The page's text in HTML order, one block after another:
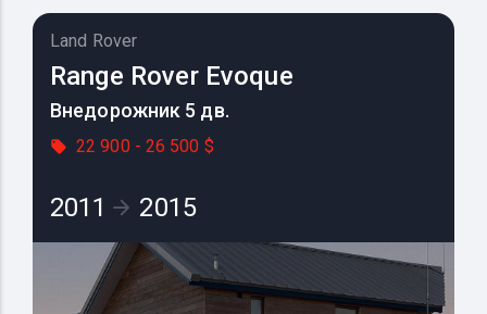
Land Rover
Range Rover Evoque
Внедорожник 5 дв.
22 900 - 26 500 $
2011 2015